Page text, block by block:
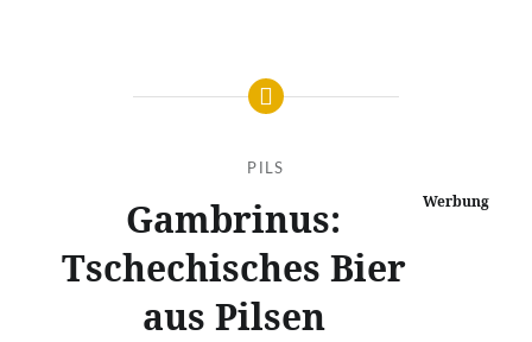
PILS
Gambrinus:
Tschechisches Bier
aus Pilsen
Werbung